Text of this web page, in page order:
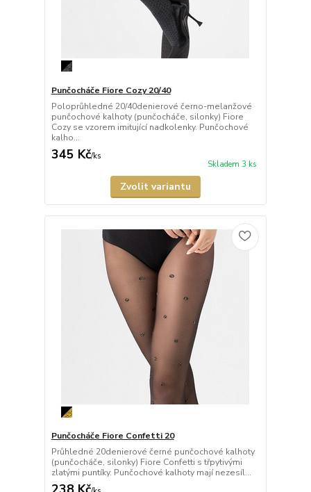
Punčocháče Fiore Cozy 20/40
Poloprůhledné 20/40denierové černo-melanžové
punčochové kalhoty (punčocháče, silonky) Fiore
Cozy se vzorem imitující nadkolenky. Punčochové
kalho...
345 Kč/ks
Skladem 3 ks
Zvolit variantu
Punčocháče Fiore Confetti 20
Průhledné 20denierové černé punčochové kalhoty
(punčocháče, silonky) Fiore Confetti s třpytivými
zlatými puntíky. Punčochové kalhoty mají nezesíl...